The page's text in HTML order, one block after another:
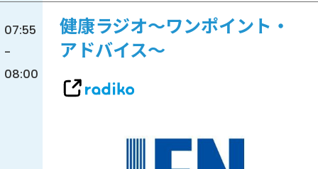
07:55
-
08:00
健康ラジオ～ワンポイント・
アドバイス～